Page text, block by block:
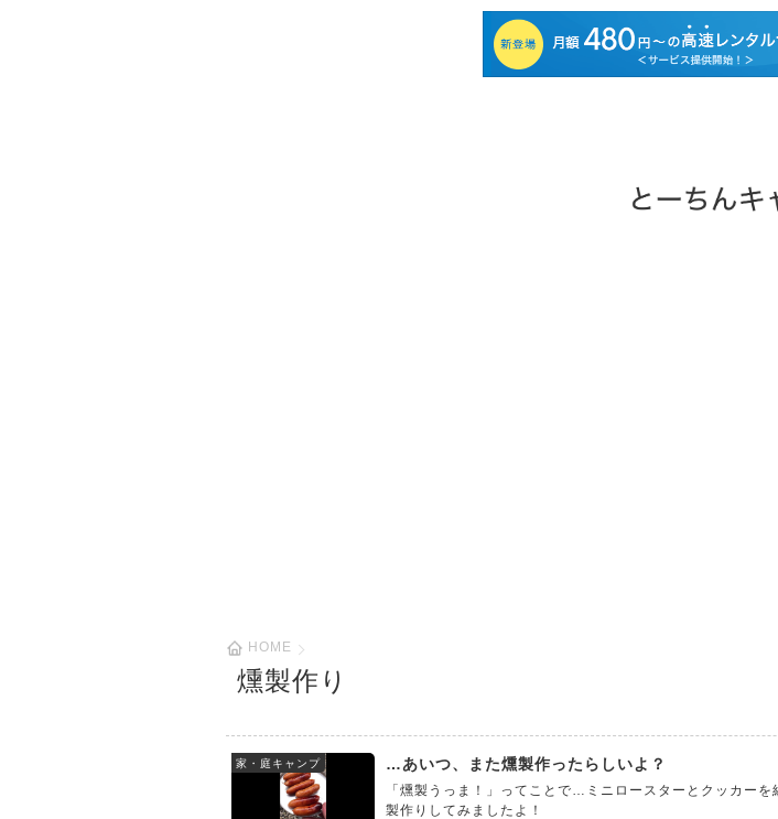
HOME
燻製作り
…あいつ、また燻製作ったらしいよ？
「燻製うっま！」ってことで…ミニロースターとクッカーを
製作りしてみましたよ！
家・庭キャンプ